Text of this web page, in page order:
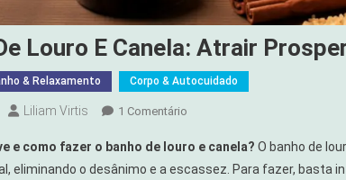
Louro E Canela: Atrair
& Relaxamento Corpo & Autocuidado
Liliam Virtis 1 Comentário
De
Louro
e como fazer o banho de louro e canela? O banho de
eliminando o desânimo e a escassez. Para fazer, basta